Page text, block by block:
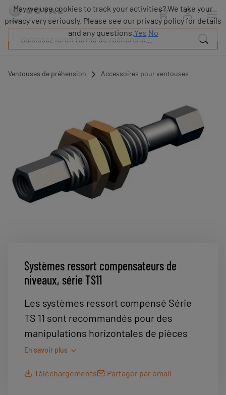
Ventouses de préhension Accessoires pour ventouses
Systèmes ressort compensateurs de
niveaux, série TS11
Les systèmes ressort compensé Série
TS 11 sont recommandés pour des
manipulations horizontales de pièces
situées à différents niveaux. La fonction
plaquage des points de préhension sur
En savoir plus
Téléchargements Partager par email
Produits
Industries
Ressources
commerciaux
May we use cookies to track your activities? We take your
privacy very seriously. Please see our privacy policy for details
and any questions. Yes No